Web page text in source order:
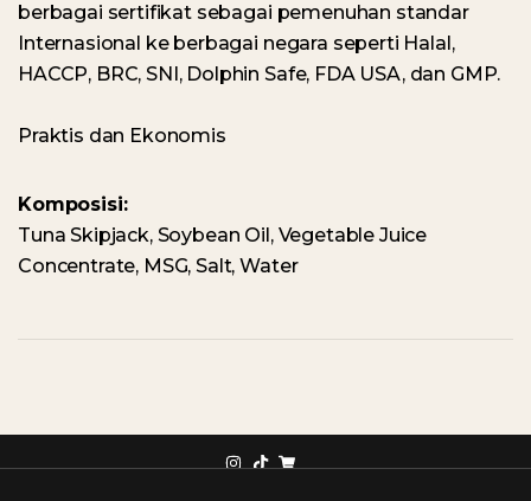
berbagai sertifikat sebagai pemenuhan standar
Internasional ke berbagai negara seperti Halal,
HACCP, BRC, SNI, Dolphin Safe, FDA USA, dan GMP.
Praktis dan Ekonomis
Komposisi:
Tuna Skipjack, Soybean Oil, Vegetable Juice
Concentrate, MSG, Salt, Water